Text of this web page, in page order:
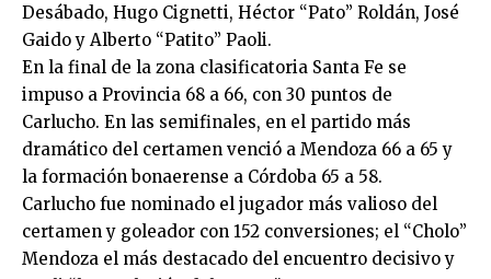
Desábado, Hugo Cignetti, Héctor “Pato” Roldán, José
Gaido y Alberto “Patito” Paoli.
En la final de la zona clasificatoria Santa Fe se
impuso a Provincia 68 a 66, con 30 puntos de
Carlucho. En las semifinales, en el partido más
dramático del certamen venció a Mendoza 66 a 65 y
la formación bonaerense a Córdoba 65 a 58.
Carlucho fue nominado el jugador más valioso del
certamen y goleador con 152 conversiones; el “Cholo”
Mendoza el más destacado del encuentro decisivo y